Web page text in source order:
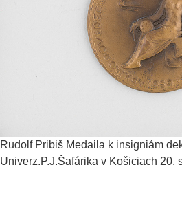
Rudolf Pribiš Medaila k insigniám
Univerz.P.J.Šafárika v Košiciach 20.